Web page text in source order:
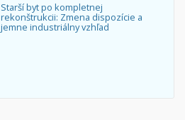
Starší byt po kompletnej
rekonštrukcii: Zmena dispozície a
jemne industriálny vzhľad